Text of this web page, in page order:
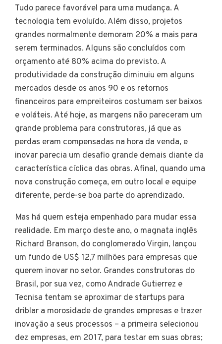
Tudo parece favorável para uma mudança. A
tecnologia tem evoluído. Além disso, projetos
grandes normalmente demoram 20% a mais para
serem terminados. Alguns são concluídos com
orçamento até 80% acima do previsto. A
produtividade da construção diminuiu em alguns
mercados desde os anos 90 e os retornos
financeiros para empreiteiros costumam ser baixos
e voláteis. Até hoje, as margens não pareceram um
grande problema para construtoras, já que as
perdas eram compensadas na hora da venda, e
inovar parecia um desafio grande demais diante da
característica cíclica das obras. Afinal, quando uma
nova construção começa, em outro local e equipe
diferente, perde-se boa parte do aprendizado.
Mas há quem esteja empenhado para mudar essa
realidade. Em março deste ano, o magnata inglês
Richard Branson, do conglomerado Virgin, lançou
um fundo de US$ 12,7 milhões para empresas que
querem inovar no setor. Grandes construtoras do
Brasil, por sua vez, como Andrade Gutierrez e
Tecnisa tentam se aproximar de startups para
driblar a morosidade de grandes empresas e trazer
inovação a seus processos – a primeira selecionou
dez empresas, em 2017, para testar em suas obras;